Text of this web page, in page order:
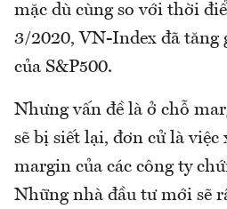
mặc dù cùng so với thời
3/2020, VN-Index đã tăng
của S&P500.
Nhưng vấn đề là ở chỗ
sẽ bị siết lại, đơn cử là việc
margin của các công ty
Những nhà đầu tư mới sẽ